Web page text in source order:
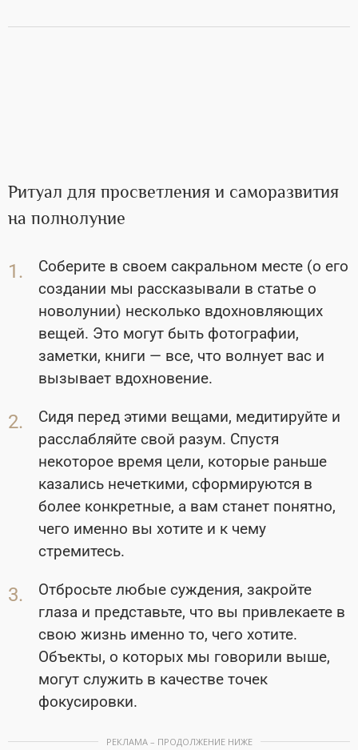
Ритуал для просветления и саморазвития
на полнолуние
Соберите в своем сакральном месте (о его
создании мы рассказывали в статье о
новолунии) несколько вдохновляющих
вещей. Это могут быть фотографии,
заметки, книги — все, что волнует вас и
вызывает вдохновение.
Сидя перед этими вещами, медитируйте и
расслабляйте свой разум. Спустя
некоторое время цели, которые раньше
казались нечеткими, сформируются в
более конкретные, а вам станет понятно,
чего именно вы хотите и к чему
стремитесь.
Отбросьте любые суждения, закройте
глаза и представьте, что вы привлекаете в
свою жизнь именно то, чего хотите.
Объекты, о которых мы говорили выше,
могут служить в качестве точек
фокусировки.
РЕКЛАМА – ПРОДОЛЖЕНИЕ НИЖЕ